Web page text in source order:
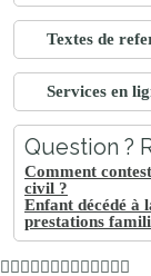
Textes de
Services en
Question ?
Comment
civil ?
Enfant décédé à
prestations